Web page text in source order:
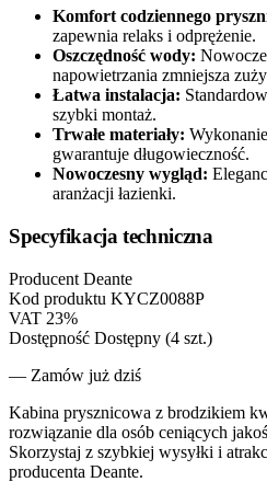
Komfort codziennego
zapewnia relaks i odprężenie.
Oszczędność wody:
napowietrzania zmniejsza
Łatwa instalacja:
szybki montaż.
Trwałe materiały:
gwarantuje długowieczność.
Nowoczesny wygląd:
aranżacji łazienki.
Specyfikacja techniczna
Producent Deante
Kod produktu KYCZ0088P
VAT 23%
Dostępność Dostępny (4 szt.)
— Zamów już dziś
Kabina prysznicowa z brodzikiem
rozwiązanie dla osób ceniących
Skorzystaj z szybkiej wysyłki i
producenta Deante.